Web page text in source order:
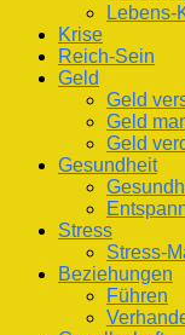
Lebens-
Krise
Reich-Sein
Geld
Geld
Geld
Geld
Gesundheit
Stress
Stress-
Beziehungen
Führen